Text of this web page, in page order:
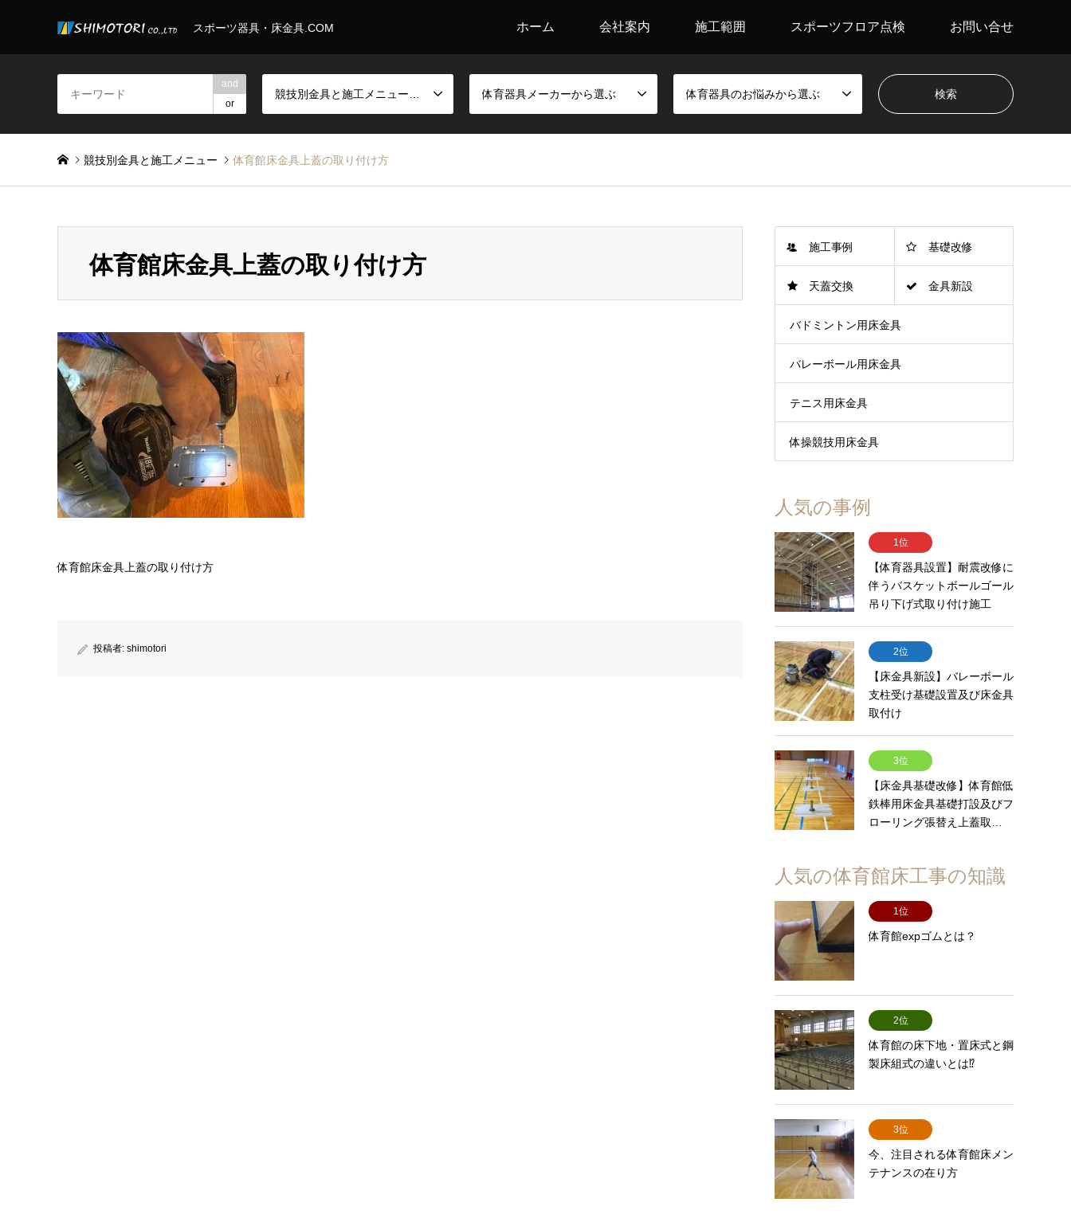
スポーツ器具・床金具.COM ホーム 会社案内 施工範囲 スポーツフロア点検 お問い合せ
and
or
体育器具メーカーから選ぶ 体育器具のお悩みから選ぶ
競技別金具と施工メニュー 体育館床金具上蓋の取り付け方
体育館床金具上蓋の取り付け方
体育館床金具上蓋の取り付け方
投稿者: shimotori
施工事例 基礎改修
天蓋交換 金具新設
バドミントン用床金具
バレーボール用床金具
テニス用床金具
体操競技用床金具
人気の事例
1位
【体育器具設置】耐震改修に
伴うバスケットボールゴール
吊り下げ式取り付け施工
2位
【床金具新設】バレーボール
支柱受け基礎設置及び床金具
取付け
3位
【床金具基礎改修】体育館低
鉄棒用床金具基礎打設及びフ
ローリング張替え上蓋取…
人気の体育館床工事の知識
1位
体育館expゴムとは？
2位
体育館の床下地・置床式と鋼
製床組式の違いとは⁉
3位
今、注目される体育館床メン
テナンスの在り方